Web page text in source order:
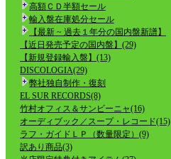
高額ＣＤ半額セール
輸入盤在庫処分セール
【最新 ~ 過去１年分の国内盤新譜】
【近日発売予定の国内盤】(29)
【新規登録輸入盤】(13)
DISCOLOGIA(29)
弊社独自制作・復刻
EL SUR RECORDS(8)
竹村オフィス＆サンビーニャ(16)
オーディブック／スープ・レコード(15)
ラフ・ガイドＬＰ（数量限定）(9)
訳あり商品(3)